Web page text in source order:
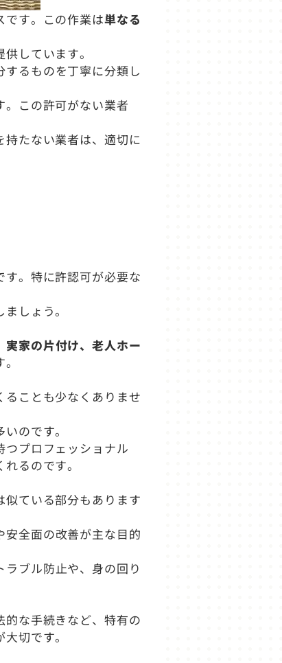
す。この作業は単なる
しています。
るものを丁寧に分類し
この許可がない業者
たない業者は、適切に
。特に許認可が必要な
しょう。
実家の片付け、老人ホー
ことも少なくありませ
のです。
プロフェッショナル
るのです。
ている部分もあります
安全面の改善が主な目的
ブル防止や、身の回り
な手続きなど、特有の
切です。